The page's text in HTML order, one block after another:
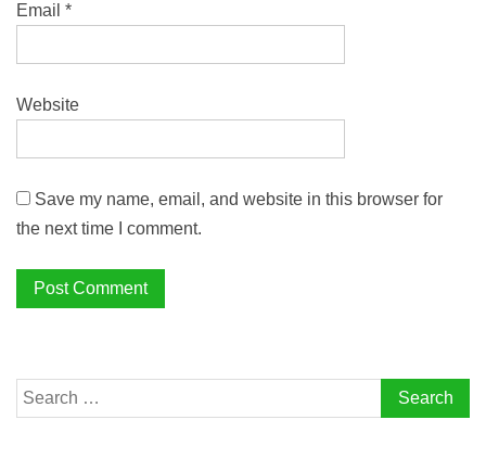
Email *
Website
Save my name, email, and website in this browser for
the next time I comment.
Search
for: